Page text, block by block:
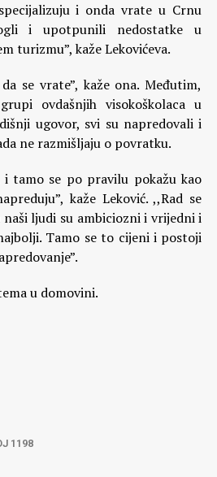
i onda vrate u Crnu
i upotpunili nedostatke u
turizmu”, kaže Lekovićeva.
se vrate”, kaže ona. Međutim,
ovdašnjih visokoškolaca u
ugovor, svi su napredovali i
ne razmišljaju o povratku.
tamo se po pravilu pokažu kao
kaže Leković. ,,Rad se
ljudi su ambiciozni i vrijedni i
Tamo se to cijeni i postoji
u domovini.
1198